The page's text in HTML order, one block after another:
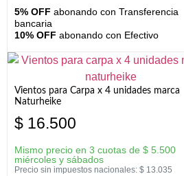
5% OFF abonando con Transferencia
bancaria
10% OFF abonando con Efectivo
Vientos para Carpa x 4 unidades marca
Naturheike
$ 16.500
Mismo precio en 3 cuotas de $ 5.500
miércoles y sábados
Precio sin impuestos nacionales: $ 13.035